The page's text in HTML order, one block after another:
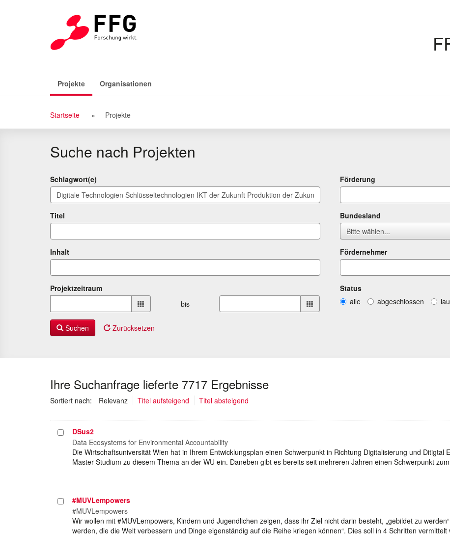
Projekte(aktiv)Organisationen
Breadcrumb
Navigation
Startseite Projekte
Suche nach Projekten
Schlagwort(e)
Titel
Inhalt
Projektzeitraum
von
bis
Förderung
Bundesland
Bitte wählen...
Fördernehmer
Status
alle
abgeschlossen
Suchen Zurücksetzen
Ihre Suchanfrage lieferte 7717 Ergebnisse
Sortiert nach: Relevanz(ausgewählt)
Titel aufsteigend Titel absteigend
Projekt
auswählen
DSus2
Data Ecosystems for Environmental Accountability
Die Wirtschaftsuniversität Wien hat in Ihrem Entwicklungsplan einen Schwerpunkt in Richtung Digitalisierung und
Master-Studium zu diesem Thema an der WU ein. Daneben gibt es bereits seit mehreren Jahren einen Schwerpunkt
Projekt
auswählen
#MUVLempowers
#MUVLempowers
Wir wollen mit #MUVLempowers, Kindern und Jugendlichen zeigen, dass ihr Ziel nicht darin besteht, „gebildet zu
werden, die die Welt verbessern und Dinge eigenständig auf die Reihe kriegen können“. Dies soll in 4 Schritten